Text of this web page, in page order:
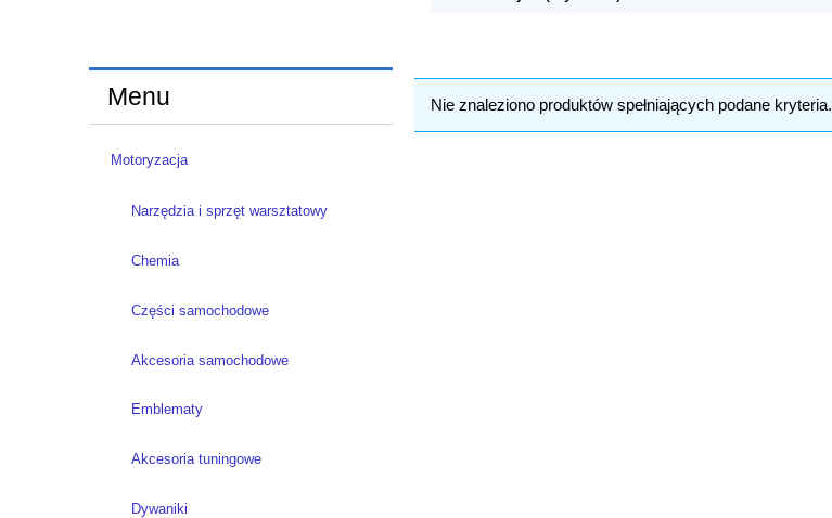
Menu
Motoryzacja
Narzędzia i sprzęt warsztatowy
Chemia
Części samochodowe
Akcesoria samochodowe
Emblematy
Akcesoria tuningowe
Dywaniki
Nie znaleziono produktów spełniających podane kryteria.